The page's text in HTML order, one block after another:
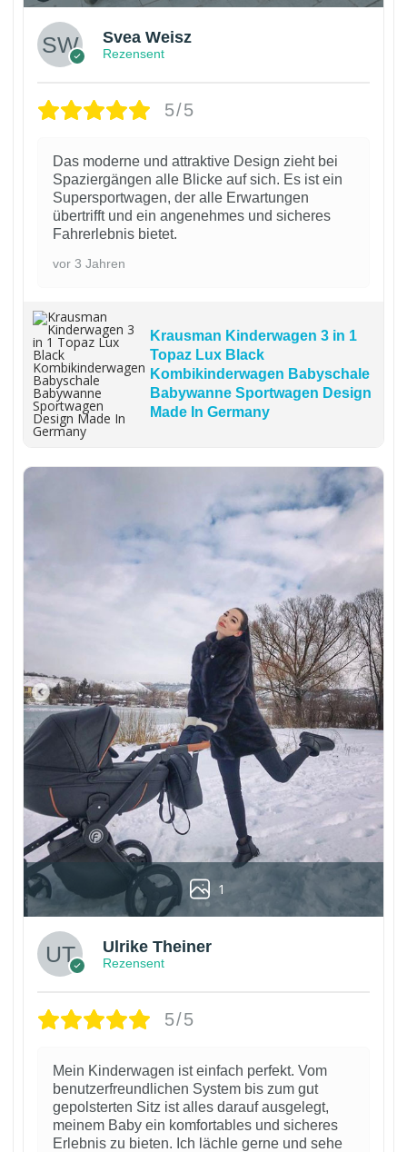
Svea Weisz
Rezensent
5/5
Das moderne und attraktive Design zieht bei
Spaziergängen alle Blicke auf sich. Es ist ein
Supersportwagen, der alle Erwartungen
übertrifft und ein angenehmes und sicheres
Fahrerlebnis bietet.
vor 3 Jahren
Krausman Kinderwagen 3 in 1
Topaz Lux Black
Kombikinderwagen Babyschale
Babywanne Sportwagen Design
Made In Germany
1
Ulrike Theiner
Rezensent
5/5
Mein Kinderwagen ist einfach perfekt. Vom
benutzerfreundlichen System bis zum gut
gepolsterten Sitz ist alles darauf ausgelegt,
meinem Baby ein komfortables und sicheres
Erlebnis zu bieten. Ich lächle gerne und sehe